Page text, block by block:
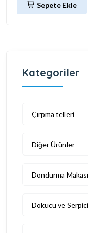
Sepete Ekle
Kategoriler
Çırpma telleri
Diğer Ürünler
Dondurma
Dökücü ve